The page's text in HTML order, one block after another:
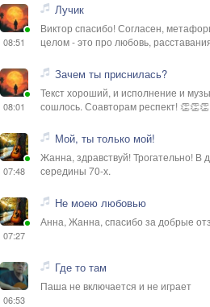
08:51
Лучик
Виктор спасибо! Согласен,
целом - это про любовь,
08:01
Зачем ты приснилась?
Текст хороший, и исполнение и
сошлось. Соавторам респект! 👏👏👏
07:48
Мой, ты только мой!
Жанна, здравствуй! Трогательно! В
середины 70-х.
07:27
Не моею любовью
Анна, Жанна, спасибо за добрые
06:53
Где то там
Паша не включается и не играет